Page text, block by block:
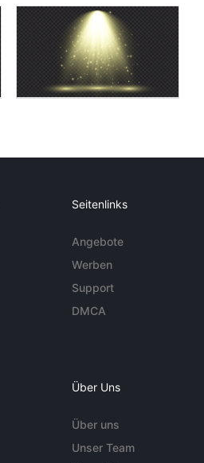
Seitenlinks
Angebote
Werben
Support
DMCA
Über Uns
Über uns
Unser Team